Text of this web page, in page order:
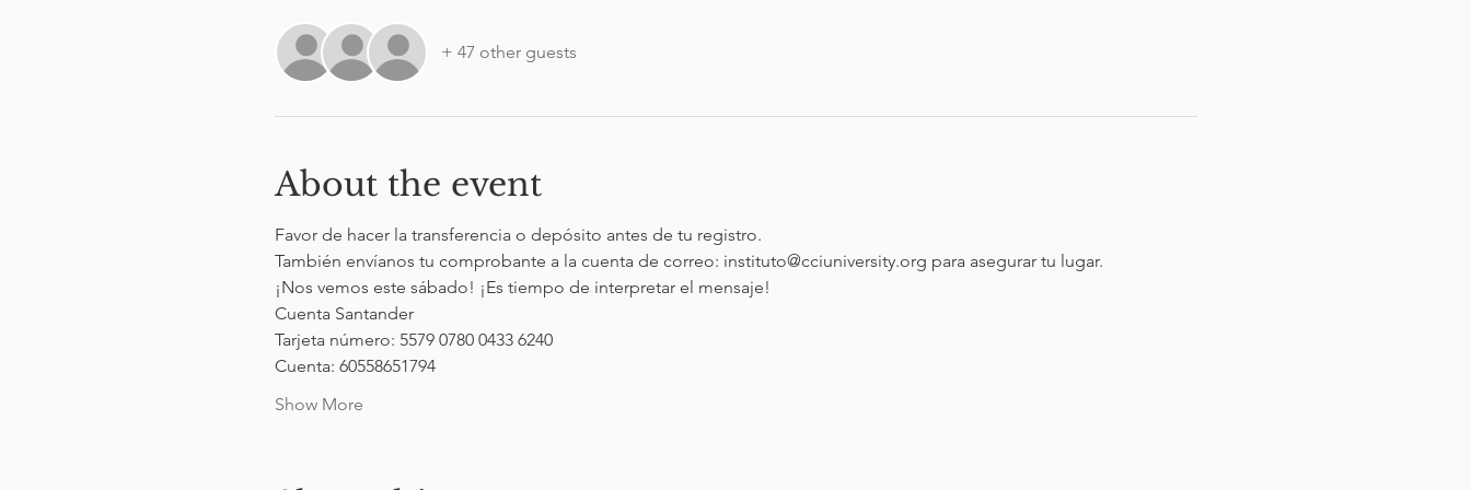
+ 47 other guests
About the event
Favor de hacer la transferencia o depósito antes de tu registro.
También envíanos tu comprobante a la cuenta de correo: instituto@cciuniversity.org para asegurar tu lugar.
¡Nos vemos este sábado! ¡Es tiempo de interpretar el mensaje!
Cuenta Santander
Tarjeta número: 5579 0780 0433 6240
Cuenta: 60558651794
Show More